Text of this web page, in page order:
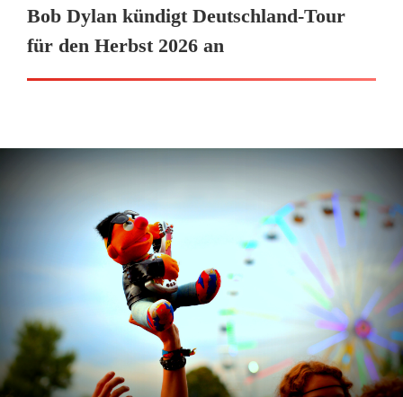
Bob Dylan kündigt Deutschland-Tour
für den Herbst 2026 an